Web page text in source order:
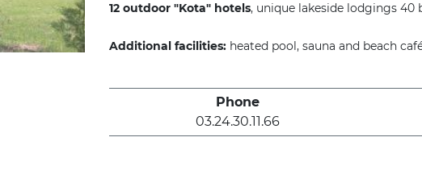
12 outdoor "Kota" hotels, unique lakeside lodgings 40
Additional facilities: heated pool, sauna and beach
Phone
03.24.30.11.66